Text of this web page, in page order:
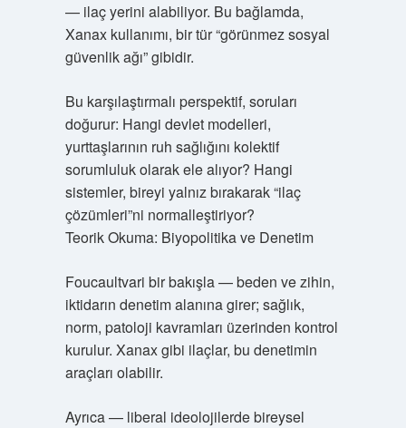
— ilaç yerini alabiliyor. Bu bağlamda,
Xanax kullanımı, bir tür “görünmez sosyal
güvenlik ağı” gibidir.
Bu karşılaştırmalı perspektif, soruları
doğurur: Hangi devlet modelleri,
yurttaşlarının ruh sağlığını kolektif
sorumluluk olarak ele alıyor? Hangi
sistemler, bireyi yalnız bırakarak “ilaç
çözümleri”ni normalleştiriyor?
Teorik Okuma: Biyopolitika ve Denetim
Foucaultvari bir bakışla — beden ve zihin,
iktidarın denetim alanına girer; sağlık,
norm, patoloji kavramları üzerinden kontrol
kurulur. Xanax gibi ilaçlar, bu denetimin
araçları olabilir.
Ayrıca — liberal ideolojilerde bireysel